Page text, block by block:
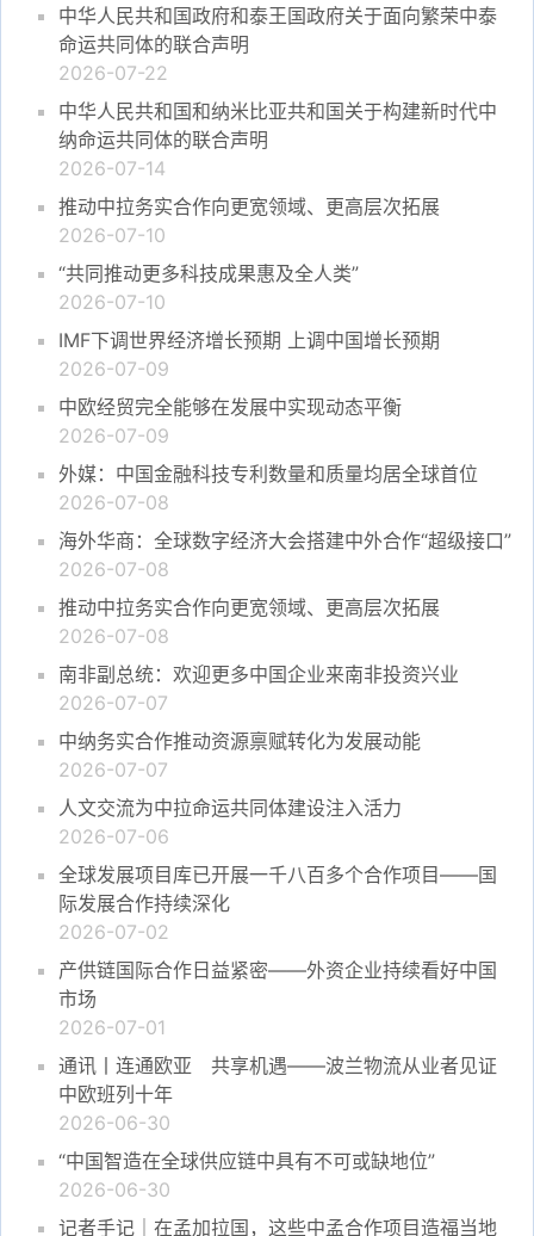
中华人民共和国政府和泰王国政府关于面向繁荣中泰
命运共同体的联合声明
2026-07-22
中华人民共和国和纳米比亚共和国关于构建新时代中
纳命运共同体的联合声明
2026-07-14
推动中拉务实合作向更宽领域、更高层次拓展
2026-07-10
“共同推动更多科技成果惠及全人类”
2026-07-10
IMF下调世界经济增长预期 上调中国增长预期
2026-07-09
中欧经贸完全能够在发展中实现动态平衡
2026-07-09
外媒：中国金融科技专利数量和质量均居全球首位
2026-07-08
海外华商：全球数字经济大会搭建中外合作“超级接口”
2026-07-08
推动中拉务实合作向更宽领域、更高层次拓展
2026-07-08
南非副总统：欢迎更多中国企业来南非投资兴业
2026-07-07
中纳务实合作推动资源禀赋转化为发展动能
2026-07-07
人文交流为中拉命运共同体建设注入活力
2026-07-06
全球发展项目库已开展一千八百多个合作项目——国
际发展合作持续深化
2026-07-02
产供链国际合作日益紧密——外资企业持续看好中国
市场
2026-07-01
通讯丨连通欧亚 共享机遇——波兰物流从业者见证
中欧班列十年
2026-06-30
“中国智造在全球供应链中具有不可或缺地位”
2026-06-30
记者手记｜在孟加拉国，这些中孟合作项目造福当地